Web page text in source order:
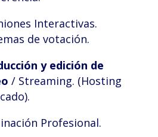
Interactivas.
de votación.
y edición de
/ Streaming. (Hosting
Profesional.